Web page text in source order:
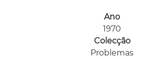
Ano
1970
Colecção
Problemas